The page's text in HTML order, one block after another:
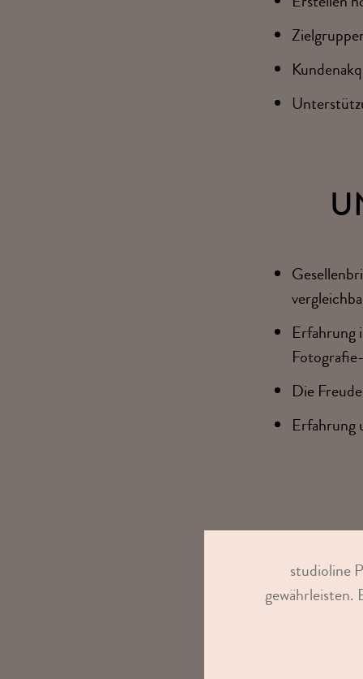
Erfahrung
Die
Erfahrung
studioline
gewährleisten.